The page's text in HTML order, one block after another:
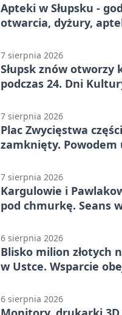
Apteki w Słupsku -
otwarcia, dyżury,
7 sierpnia 2026
Słupsk znów otworzy
podczas 24. Dni
7 sierpnia 2026
Plac Zwycięstwa
zamknięty. Powodem
7 sierpnia 2026
Kargulowie i
pod chmurkę. Seans
6 sierpnia 2026
Blisko milion złotych
w Ustce. Wsparcie
6 sierpnia 2026